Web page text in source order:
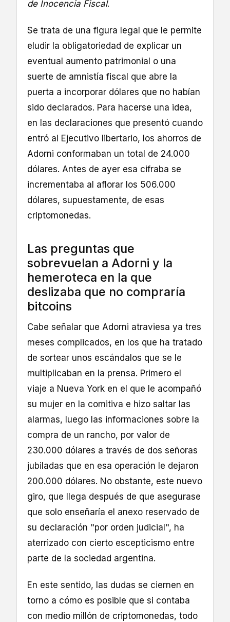
de Inocencia Fiscal.
Se trata de una figura legal que le permite
eludir la obligatoriedad de explicar un
eventual aumento patrimonial o una
suerte de amnistía fiscal que abre la
puerta a incorporar dólares que no habían
sido declarados. Para hacerse una idea,
en las declaraciones que presentó cuando
entró al Ejecutivo libertario, los ahorros de
Adorni conformaban un total de 24.000
dólares. Antes de ayer esa cifraba se
incrementaba al aflorar los 506.000
dólares, supuestamente, de esas
criptomonedas.
Las preguntas que
sobrevuelan a Adorni y la
hemeroteca en la que
deslizaba que no compraría
bitcoins
Cabe señalar que Adorni atraviesa ya tres
meses complicados, en los que ha tratado
de sortear unos escándalos que se le
multiplicaban en la prensa. Primero el
viaje a Nueva York en el que le acompañó
su mujer en la comitiva e hizo saltar las
alarmas, luego las informaciones sobre la
compra de un rancho, por valor de
230.000 dólares a través de dos señoras
jubiladas que en esa operación le dejaron
200.000 dólares. No obstante, este nuevo
giro, que llega después de que asegurase
que solo enseñaría el anexo reservado de
su declaración "por orden judicial", ha
aterrizado con cierto escepticismo entre
parte de la sociedad argentina.
En este sentido, las dudas se ciernen en
torno a cómo es posible que si contaba
con medio millón de criptomonedas, todo